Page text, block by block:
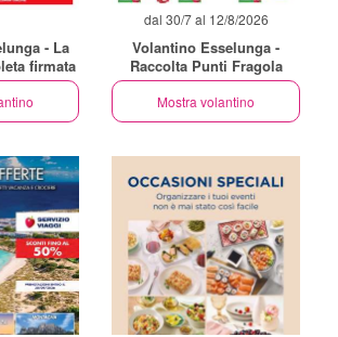
- La
firmata
dal 30/7 al 12/8/2026
Volantino Esselunga -
Raccolta Punti Fragola
Mostra volantino